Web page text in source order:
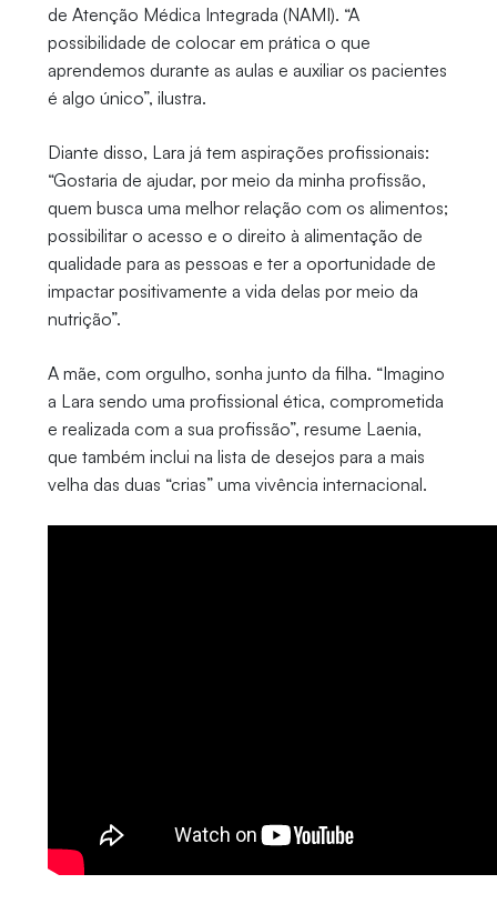
de Atenção Médica Integrada (NAMI). “A
possibilidade de colocar em prática o que
aprendemos durante as aulas e auxiliar os pacientes
é algo único”, ilustra.
Diante disso, Lara já tem aspirações profissionais:
“Gostaria de ajudar, por meio da minha profissão,
quem busca uma melhor relação com os alimentos;
possibilitar o acesso e o direito à alimentação de
qualidade para as pessoas e ter a oportunidade de
impactar positivamente a vida delas por meio da
nutrição”.
A mãe, com orgulho, sonha junto da filha. “Imagino
a Lara sendo uma profissional ética, comprometida
e realizada com a sua profissão”, resume Laenia,
que também inclui na lista de desejos para a mais
velha das duas “crias” uma vivência internacional.